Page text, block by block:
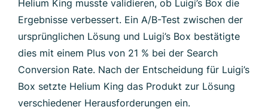
Helium King musste validieren, ob Luigi’s Box die
Ergebnisse verbessert. Ein A/B-Test zwischen der
ursprünglichen Lösung und Luigi’s Box bestätigte
dies mit einem Plus von 21 % bei der Search
Conversion Rate. Nach der Entscheidung für Luigi’s
Box setzte Helium King das Produkt zur Lösung
verschiedener Herausforderungen ein.